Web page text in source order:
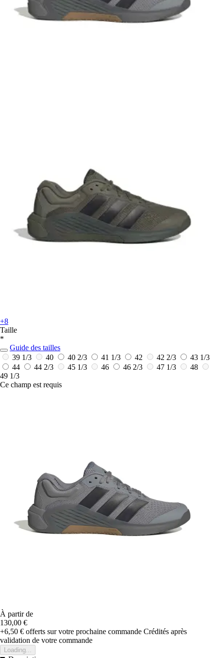
+8
Taille
*
Guide des tailles
39 1/3
40 40 2/3 41 1/3 42 42 2/3
43 1/3
44
44 2/3 45 1/3 46 46 2/3 47 1/3
48
49 1/3
Ce champ est requis
À partir de
130,00 €
+6,50 € offerts sur votre prochaine commande Crédités après
validation de votre commande
Loading...